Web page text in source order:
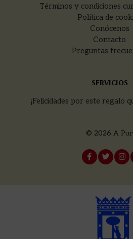
Términos y condiciones
Política de
Conócenos
Contacto
Preguntas
SERVICIOS
¡Felicidades por este regalo
© 2026 A